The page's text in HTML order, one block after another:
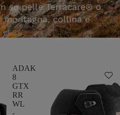
su pelle Terracare® o
montagna, collina e
ADAK
8
GTX
RR
WL
-